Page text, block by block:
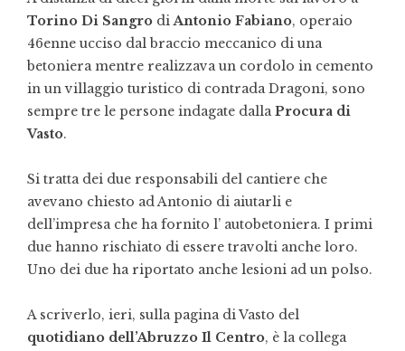
Torino Di Sangro diAntonio Fabiano, operaio
46enne ucciso dal braccio meccanico di una
betoniera mentre realizzava un cordolo in cemento
in un villaggio turistico di contrada Dragoni, sono
sempre tre le persone indagate dallaProcura di
Vasto.
Si tratta dei due responsabili del cantiere che
avevano chiesto ad Antonio di aiutarli e
dell’impresa che ha fornito l’ autobetoniera. I primi
due hanno rischiato di essere travolti anche loro.
Uno dei due ha riportato anche lesioni ad un polso.
A scriverlo, ieri, sulla pagina di Vasto del
quotidiano dell’Abruzzo Il Centro, è la collega